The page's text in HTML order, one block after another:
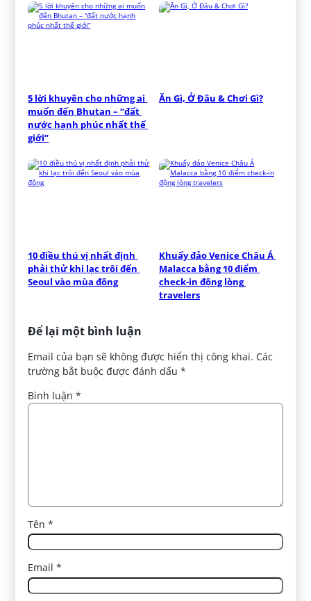
5 lời khuyên cho những ai
muốn đến Bhutan – “đất
nước hạnh phúc nhất thế
giới”
Ăn Gì, Ở Đâu & Chơi Gì?
10 điều thú vị nhất định
phải thử khi lạc trôi đến
Seoul vào mùa đông
Khuấy đảo Venice Châu Á
Malacca bằng 10 điểm
check-in động lòng
travelers
Để lại một bình luận
Email của bạn sẽ không được hiển thị công khai. Các
trường bắt buộc được đánh dấu*
Bình luận*
Tên*
Email*